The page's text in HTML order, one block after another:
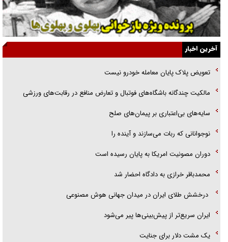
گفت‌وگو با آیت‌الله جاودان/ جفای مخالفان مکانت معنوی رهبر شهید را
ارتقا می‌داد
راننده مست به قانون می‌خندد
همه آقای دوربینی شده‌ایم!
قصه ناتمام سرویس مدارس
آیا مقاومت فلسطین خلع‌سلاح می‌شود؟
آخرین اخبار
تعویض پلاک پایان معامله خودرو نیست
مالکیت چندگانه باشگاه‌های فوتبال و تعارض منافع در رقابت‌های ورزشی
سایه‌های بی‌اعتباری بر پیمان‌های صلح
نوجوانانی که ربات می‌سازند و آینده را
دوران مصونیت امریکا به پایان رسیده است
محمدباقر خرازی به دادگاه احضار شد
درخشش طلای ایران در میدان جهانی هوش مصنوعی
ایران سریع‌تر از پیش‌بینی‌ها پیر می‌شود
‌یک مشت دلار برای جنایت